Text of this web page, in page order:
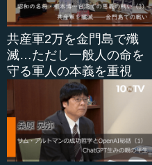
共産軍2万を金門島で殲
滅…ただし一般人の命を
守る軍人の本義を重視